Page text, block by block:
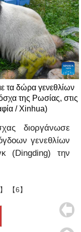
τα δώρα γενεθλίων
της Ρωσίας, στις
/ Xinhua)
διοργάνωσε
γενεθλίων
(Dingding) την
【6】